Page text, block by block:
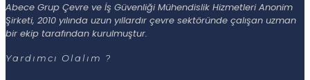
Abece Grup Çevre ve İş Güvenliği Mühendislik Hizmetleri Anonim
Şirketi, 2010 yılında uzun yıllardır çevre sektöründe çalışan uzman
bir ekip tarafından kurulmuştur.
Yardımcı Olalım ?